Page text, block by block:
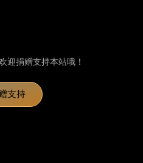
迎捐赠支持本站哦！
支持